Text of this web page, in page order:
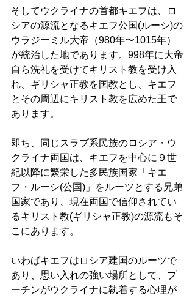
そしてウクライナの首都キエフは、ロ
シアの源流となるキエフ公国(ルーシ)の
ウラジーミル大帝（980年〜1015年）
が統治した地であります。998年に大帝
自ら洗礼を受けてキリスト教を受け入
れ、ギリシャ正教を国教とし、キエフ
とその周辺にキリスト教を広めた王で
あります。
即ち、同じスラブ系民族のロシア・ウ
クライナ両国は、キエフを中心に９世
紀以降に繁栄した多民族国家「キエ
フ・ルーシ(公国)」をルーツとする兄弟
国家であり、現在両国で信仰されてい
るキリスト教(ギリシャ正教)の源流もそ
こにあります。
いわばキエフはロシア建国のルーツで
あり、思い入れの強い場所として、プ
ーチンがウクライナに執着する心理が